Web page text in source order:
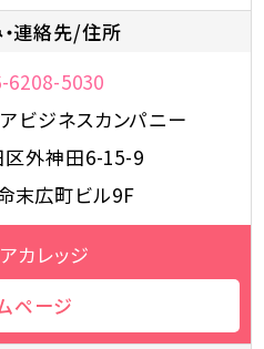
連絡先/住所
6208-5030
ビジネスカンパニー
外神田6-15-9
末広町ビル9F
カレッジ
ページ